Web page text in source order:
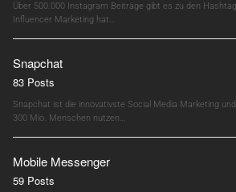
Über 500.000 Instagram Beiträge gibt es zu den
Influencer Marketing hat…
Snapchat
83 Posts
Snapchat ist die innovativste Social Media Marketing
300 Mio. Menschen nutzen…
Mobile Messenger
59 Posts